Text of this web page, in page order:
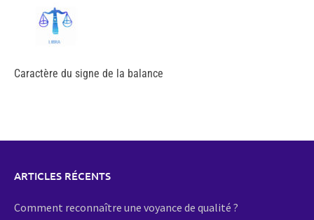
Caractère du signe de la balance
ARTICLES RÉCENTS
Comment reconnaître une voyance de qualité ?